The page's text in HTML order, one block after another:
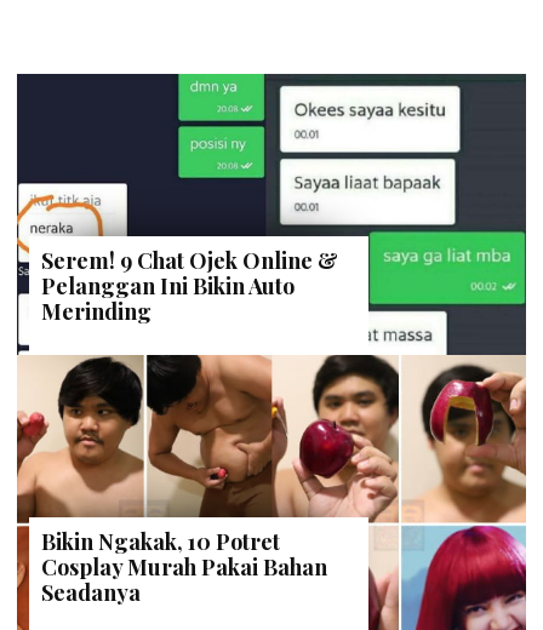
Serem! 9 Chat Ojek Online &
Pelanggan Ini Bikin Auto
Merinding
Bikin Ngakak, 10 Potret
Cosplay Murah Pakai Bahan
Seadanya